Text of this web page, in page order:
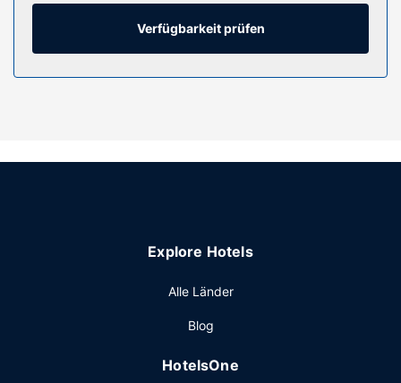
DVD-Player garantieren gute Unterhaltung und auch ein
WLAN-Internetzugang (kostenlos) ist vorhanden. Die
Badezimmer mit Badewannen und Duschen (separat)
Gesichtsbehandlungen bietet. Sicher wirst du die
und ein Souvenirladen/Kiosk.
Restaurants dieses Hotels, oder nutz den Zimmerservice
der 2 Poolbars und gönn dir ein erfrischendes Getränk.
Verfügbarkeit prüfen
Explore Hotels
Alle Länder
Blog
HotelsOne